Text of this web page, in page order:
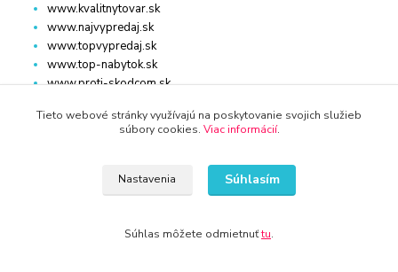
www.kvalitnytovar.sk
www.najvypredaj.sk
www.topvypredaj.sk
www.top-nabytok.sk
www.proti-skodcom.sk
www.superpredajca.sk
www.spotrebice-domace.sk
www.uni-kozmetika.sk
www.zahradnicek.sk
Tieto webové stránky využívajú na poskytovanie svojich služieb
súbory cookies. Viac informácií.
Nastavenia Súhlasím
Súhlas môžete odmietnuťtu.